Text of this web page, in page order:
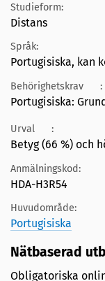
Studieform:
Distans
Språk:
Portugisiska, kan
Behörighetskrav :
Portugisiska:
Urval :
Betyg (66 %) och
Anmälningskod:
HDA-H3R54
Huvudområde:
Portugisiska
Nätbaserad
Obligatoriska